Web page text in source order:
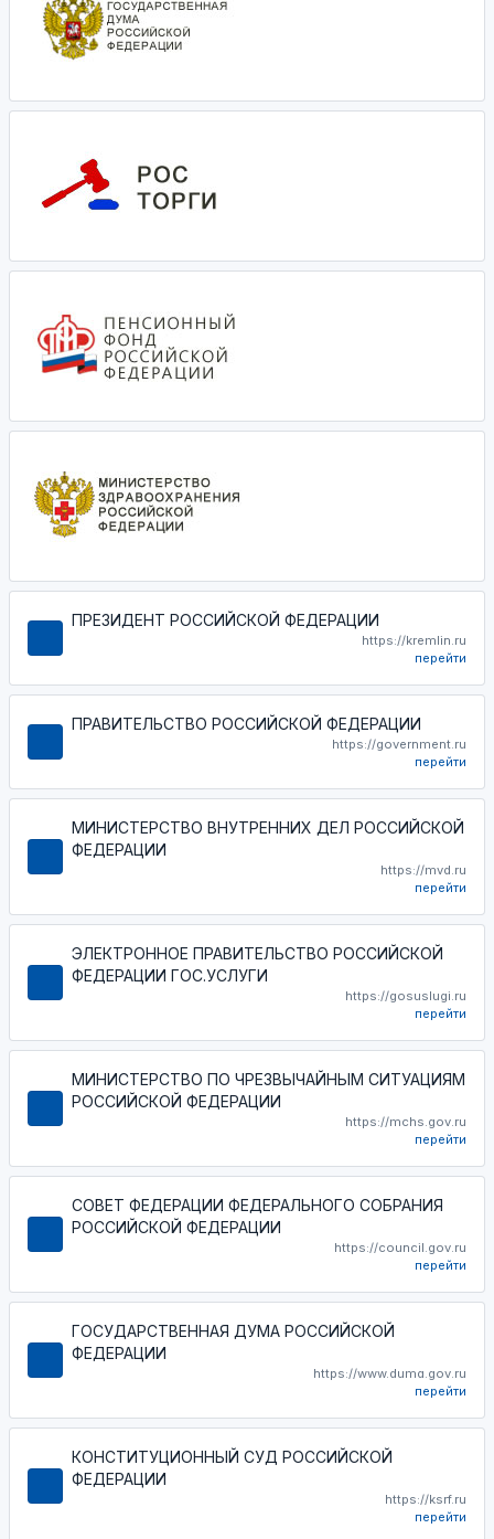
ПРЕЗИДЕНТ РОССИЙСКОЙ ФЕДЕРАЦИИ
https://kremlin.ru
перейти
ПРАВИТЕЛЬСТВО РОССИЙСКОЙ ФЕДЕРАЦИИ
https://government.ru
перейти
МИНИСТЕРСТВО ВНУТРЕННИХ ДЕЛ РОССИЙСКОЙ
ФЕДЕРАЦИИ
https://mvd.ru
перейти
ЭЛЕКТРОННОЕ ПРАВИТЕЛЬСТВО РОССИЙСКОЙ
ФЕДЕРАЦИИ ГОС.УСЛУГИ
https://gosuslugi.ru
перейти
МИНИСТЕРСТВО ПО ЧРЕЗВЫЧАЙНЫМ СИТУАЦИЯМ
РОССИЙСКОЙ ФЕДЕРАЦИИ
https://mchs.gov.ru
перейти
СОВЕТ ФЕДЕРАЦИИ ФЕДЕРАЛЬНОГО СОБРАНИЯ
РОССИЙСКОЙ ФЕДЕРАЦИИ
https://council.gov.ru
перейти
ГОСУДАРСТВЕННАЯ ДУМА РОССИЙСКОЙ
ФЕДЕРАЦИИ
https://www.duma.gov.ru
перейти
КОНСТИТУЦИОННЫЙ СУД РОССИЙСКОЙ
ФЕДЕРАЦИИ
https://ksrf.ru
перейти